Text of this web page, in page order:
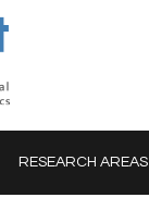
RESEARCH AREAS